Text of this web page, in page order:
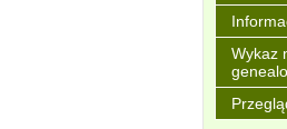
Wykaz